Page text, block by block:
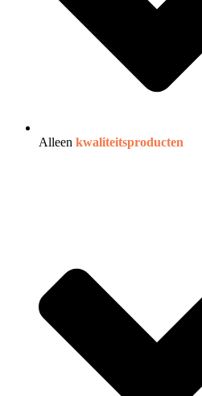
Alleen kwaliteitsproducten